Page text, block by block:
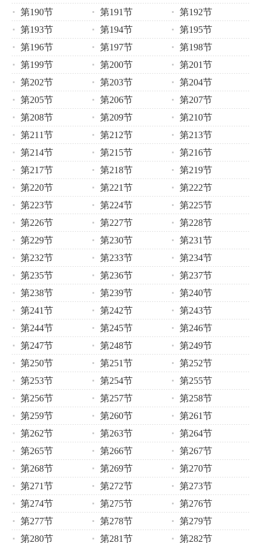
第190节
第191节
第192节
第193节
第194节
第195节
第196节
第197节
第198节
第199节
第200节
第201节
第202节
第203节
第204节
第205节
第206节
第207节
第208节
第209节
第210节
第211节
第212节
第213节
第214节
第215节
第216节
第217节
第218节
第219节
第220节
第221节
第222节
第223节
第224节
第225节
第226节
第227节
第228节
第229节
第230节
第231节
第232节
第233节
第234节
第235节
第236节
第237节
第238节
第239节
第240节
第241节
第242节
第243节
第244节
第245节
第246节
第247节
第248节
第249节
第250节
第251节
第252节
第253节
第254节
第255节
第256节
第257节
第258节
第259节
第260节
第261节
第262节
第263节
第264节
第265节
第266节
第267节
第268节
第269节
第270节
第271节
第272节
第273节
第274节
第275节
第276节
第277节
第278节
第279节
第280节
第281节 第282节